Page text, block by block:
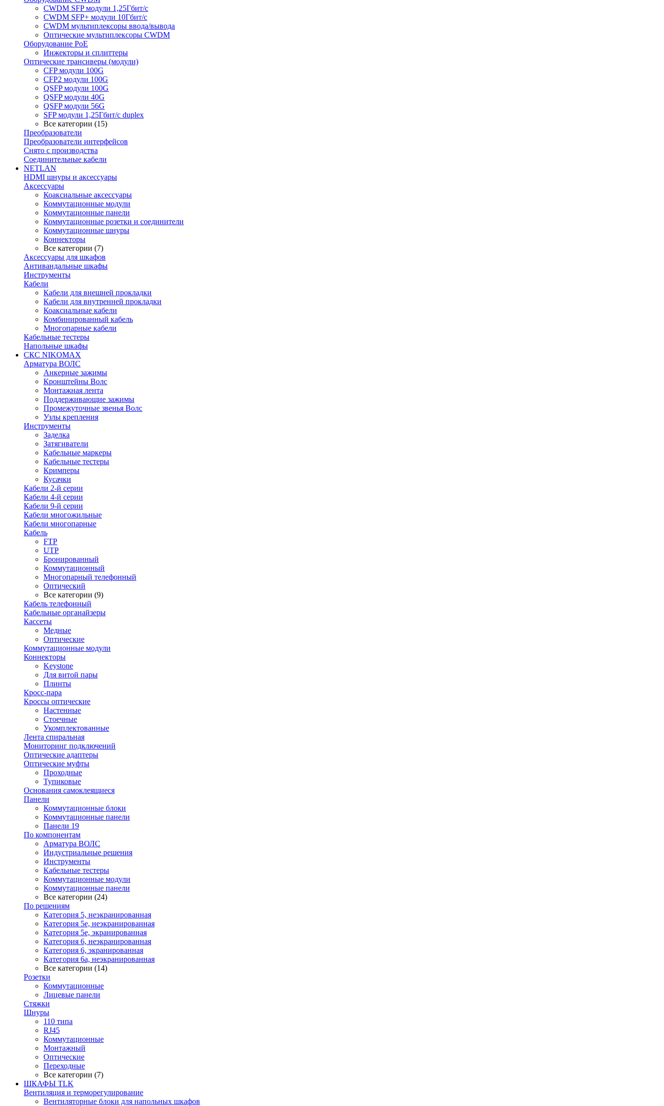
CWDM SFP модули 1,25Гбит/с
CWDM SFP+ модули 10Гбит/с
CWDM мультиплексоры ввода/вывода
Оптические мультиплексоры CWDM
Оборудование PoE
Инжекторы и сплиттеры
Оптические трансиверы (модули)
CFP модули 100G
CFP2 модули 100G
QSFP модули 100G
QSFP модули 40G
QSFP модули 56G
SFP модули 1,25Гбит/с duplex
Все категории (15)
Преобразователи
Преобразователи интерфейсов
Снято с производства
Соединительные кабели
NETLAN
HDMI шнуры и аксессуары
Аксессуары
Коаксиальные аксессуары
Коммутационные модули
Коммутационные панели
Коммутационные розетки и соединители
Коммутационные шнуры
Коннекторы
Все категории (7)
Аксессуары для шкафов
Антивандальные шкафы
Инструменты
Кабели
Кабели для внешней прокладки
Кабели для внутренней прокладки
Коаксиальные кабели
Комбинированный кабель
Многопарные кабели
Кабельные тестеры
Напольные шкафы
СКС NIKOMAX
Арматура ВОЛС
Анкерные зажимы
Кронштейны Волс
Монтажная лента
Поддерживающие зажимы
Промежуточные звенья Волс
Узлы крепления
Инструменты
Заделка
Затягиватели
Кабельные маркеры
Кабельные тестеры
Кримперы
Кусачки
Кабели 2-й серии
Кабели 4-й серии
Кабели 9-й серии
Кабели многожильные
Кабели многопарные
Кабель
FTP
UTP
Бронированный
Коммутационный
Многопарный телефонный
Оптический
Все категории (9)
Кабель телефонный
Кабельные органайзеры
Кассеты
Медные
Оптические
Коммутационные модули
Коннекторы
Keystone
Для витой пары
Плинты
Кросс-пара
Кроссы оптические
Настенные
Стоечные
Укомплектованные
Лента спиральная
Мониторинг подключений
Оптические адаптеры
Оптические муфты
Проходные
Тупиковые
Основания самоклеящиеся
Панели
Коммутационные блоки
Коммутационные панели
Панели 19
По компонентам
Арматура ВОЛС
Индустриальные решения
Инструменты
Кабельные тестеры
Коммутационные модули
Коммутационные панели
Все категории (24)
По решениям
Категория 5, неэкранированная
Категория 5е, неэкранированная
Категория 5е, экранированная
Категория 6, неэкранированная
Категория 6, экранированная
Категория 6а, неэкранированная
Все категории (14)
Розетки
Коммутационные
Лицевые панели
Стяжки
Шнуры
110 типа
RJ45
Коммутационные
Монтажный
Оптические
Переходные
Все категории (7)
ШКАФЫ TLK
Вентиляция и терморегулирование
Вентиляторные блоки для напольных шкафов